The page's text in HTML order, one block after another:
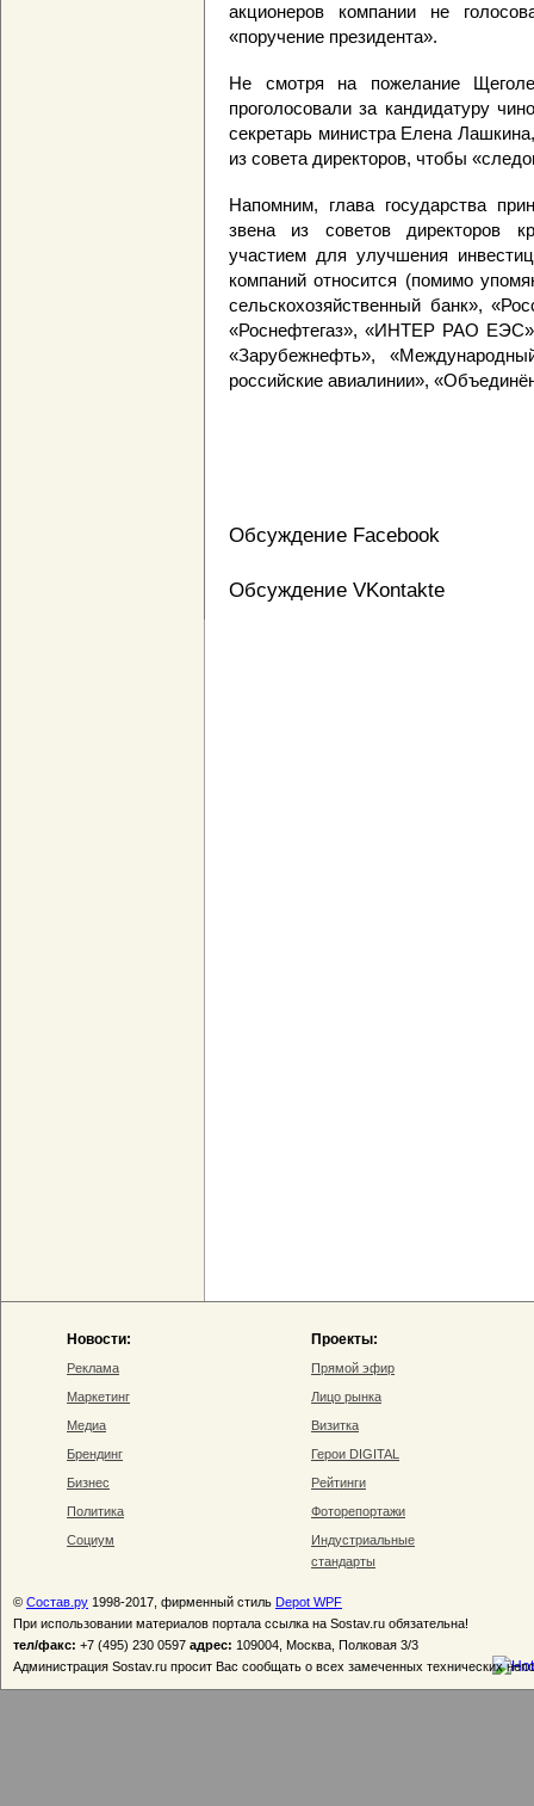
акционеров компании не
«поручение президента».
Не смотря на пожелание
проголосовали за кандидатуру
секретарь министра Елена
из совета директоров, чтобы
Напомним, глава государства
звена из советов директоров
участием для улучшения
компаний относится (помимо
сельскохозяйственный банк»,
«Роснефтегаз», «ИНТЕР РАО
«Зарубежнефть»,
российские авиалинии»,
Обсуждение Facebook
Обсуждение VKontakte
Новости:
Реклама
Маркетинг
Медиа
Брендинг
Бизнес
Политика
Социум
Проекты:
Прямой эфир
Лицо рынка
Визитка
Герои DIGITAL
Рейтинги
Фоторепортажи
Индустриальные
стандарты
© Состав.ру 1998-2017, фирменный стиль Depot WPF
При использовании материалов портала ссылка на Sostav.ru обязательна!
тел/факс: +7 (495) 230 0597 адрес: 109004, Москва, Полковая 3/3
Администрация Sostav.ru просит Вас сообщать о всех замеченных технических